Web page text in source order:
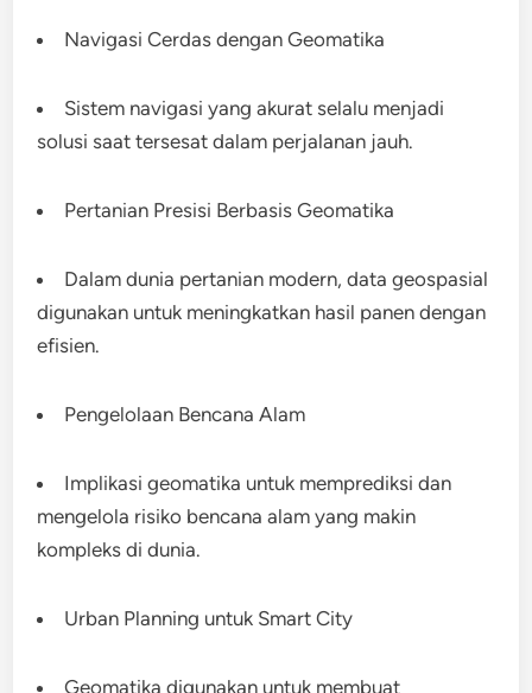
Navigasi Cerdas dengan Geomatika
Sistem navigasi yang akurat selalu menjadi
solusi saat tersesat dalam perjalanan jauh.
Pertanian Presisi Berbasis Geomatika
Dalam dunia pertanian modern, data geospasial
digunakan untuk meningkatkan hasil panen dengan
efisien.
Pengelolaan Bencana Alam
Implikasi geomatika untuk memprediksi dan
mengelola risiko bencana alam yang makin
kompleks di dunia.
Urban Planning untuk Smart City
Geomatika digunakan untuk membuat